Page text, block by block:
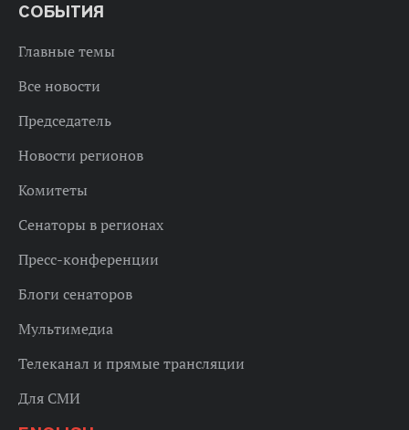
СОБЫТИЯ
Главные темы
Все новости
Председатель
Новости регионов
Комитеты
Сенаторы в регионах
Пресс-конференции
Блоги сенаторов
Мультимедиа
Телеканал и прямые трансляции
Для СМИ